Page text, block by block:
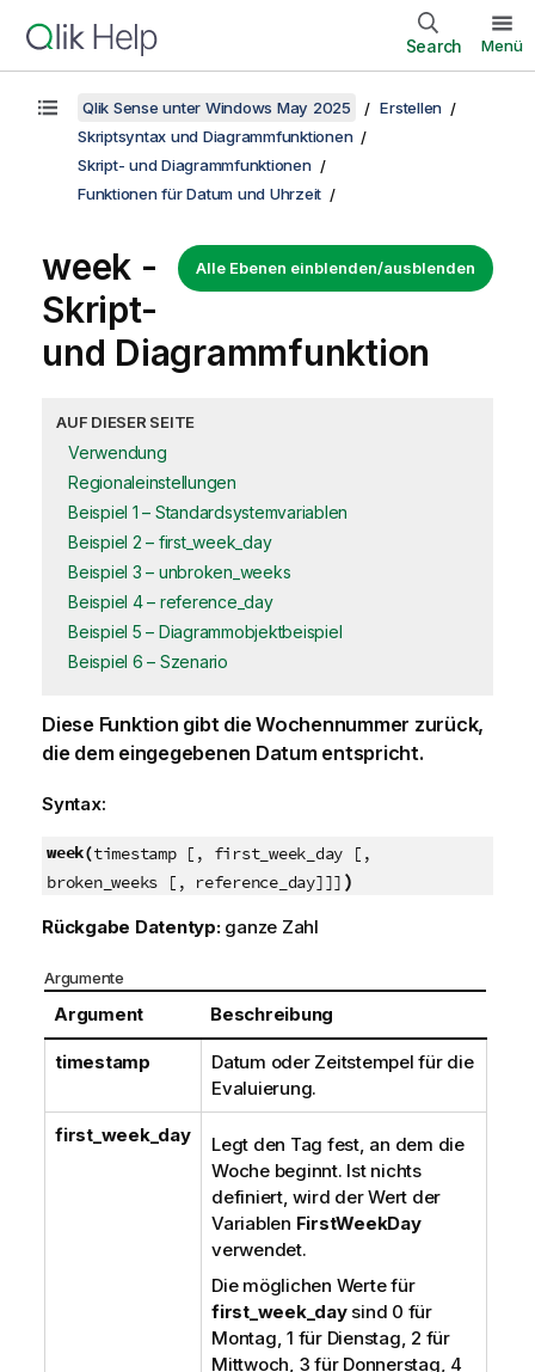
Search Menü
Qlik Sense unter Windows May 2025
Erstellen
Skriptsyntax und Diagrammfunktionen
Skript- und Diagrammfunktionen
Funktionen für Datum und Uhrzeit
Alle Ebenen einblenden/ausblenden
week -
Skript-
und Diagrammfunktion
AUF DIESER SEITE
Verwendung
Regionaleinstellungen
Beispiel 1 – Standardsystemvariablen
Beispiel 2 – first_week_day
Beispiel 3 – unbroken_weeks
Beispiel 4 – reference_day
Beispiel 5 – Diagrammobjektbeispiel
Beispiel 6 – Szenario
Diese Funktion gibt die Wochennummer zurück,
die dem eingegebenen Datum entspricht.
Syntax:
week(timestamp [, first_week_day [,
broken_weeks [, reference_day]]] )
Rückgabe Datentyp: ganze Zahl
Argumente
Argument Beschreibung
timestamp
Datum oder Zeitstempel für die
Evaluierung.
first_week_day
Legt den Tag fest, an dem die
Woche beginnt. Ist nichts
definiert, wird der Wert der
Variablen FirstWeekDay
verwendet.
Die möglichen Werte für
first_week_daysind 0 für
Montag, 1 für Dienstag, 2 für
Mittwoch, 3 für Donnerstag, 4